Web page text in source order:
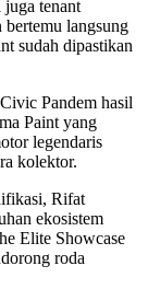
tenant
langsung
sudah dipastikan
Pandem hasil
Paint yang
legendaris
kolektor.
Rifat
ekosistem
Elite Showcase
roda